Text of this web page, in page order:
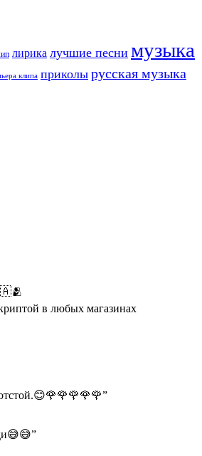
лирика лучшие песни музыка
клипа приколы русская музыка
в любых магазинах
”
”